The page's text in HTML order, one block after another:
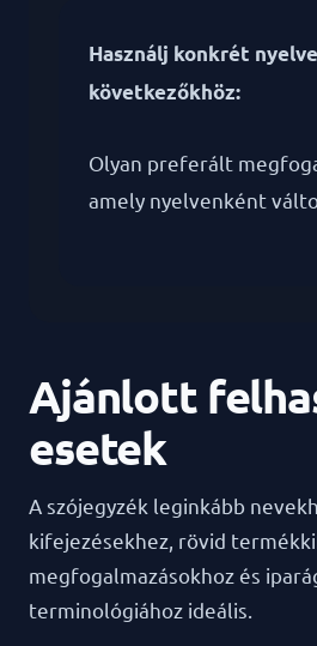
Használj konkrét
következőkhöz:
Olyan preferált
amely nyelvenként
Ajánlott
esetek
A szójegyzék leginkább
kifejezésekhez, rövid
megfogalmazásokhoz és
terminológiához ideális.